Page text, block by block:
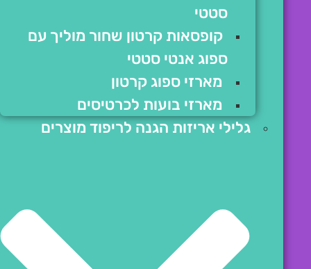
סטטי
קופסאות קרטון שחור מוליך עם
ספוג אנטי סטטי
מארזי ספוג קרטון
מארזי בועות לכרטיסים
גלילי אריזות הגנה לריפוד מוצרים